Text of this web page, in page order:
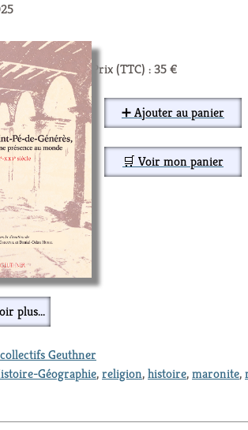
Prix (TTC) : 35 €
➕ Ajouter au panier
🛒 Voir mon panier
plus...
Geuthner
Géographie,religion,histoire,maronite,